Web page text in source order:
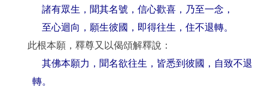
諸有眾生，聞其名號，信心歡喜，乃至一念，
至心迴向，願生彼國，即得往生，住不退轉。
此根本願，釋尊又以偈頌解釋說：
其佛本願力，聞名欲往生，皆悉到彼國，自致不退
轉。